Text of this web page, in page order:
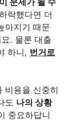
락했다면 더
아지기 때문
. 물론 대출
하니, 번거로
비용을 신중히
도 나의 상황
중요하답니